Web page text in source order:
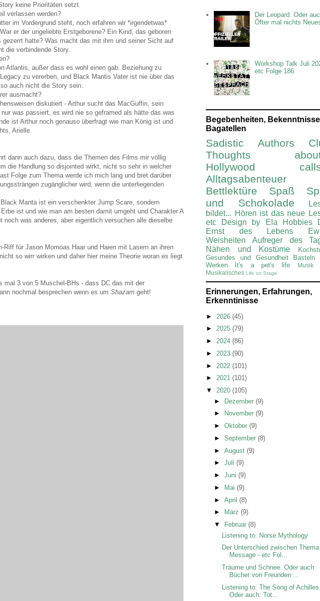
keine Prioritäten setzt.
verlassen werden?
im Vordergrund steht, noch erfahren wir *irgendetwas*
er der ungeliebte Erstgeborene? Ein Kind, das geboren
hatte? Was macht das mit ihm und seiner Sicht auf
die verbindende Story.
Atlantis, außer dass es wohl einen gab. Beziehung zu
zu vererben, und Black Mantis Vater ist nie über das
auch nicht die Story sein.
ausmacht?
diskutiert - Arthur sucht das MacGuffin, sein
was passiert, es wird nie so geframed als hätte das was
ist Arthur noch genauso überfragt wie man König ist und
Arielle.
dann auch dazu, dass die Themen des Films mir völlig
die Handlung so disjointed wirkt, nicht so sehr in welcher
Folge zum Thema werde ich mich lang und bret darüber
zugänglicher wird, wenn die unterliegenden
Manta ist ein verschenkter Jump Scare, sondern
ist und wie man am besten damit umgeht und Charakter A
was anderes, aber eigentlich versuchen alle dieselbe
für Jason Momoas Haar und Haien mit Lasern an ihren
so wirr wirken und daher hier meine Theorie woran es liegt
mal 3 von 5 Muschel-BHs - dass DC das mit der
nochmal besprechen wenn es um Shazam geht!
Der Leopard. Oder
Öfter mal nichts
Workshop Talk Juli
etc Folge 186
Begebenheiten,
Bagatellen
Sadistic Authors
Thoughts
Hollywood
Alltagsabenteuer
Bettlektüre
Spaß
und Schokolade
bildet... Hören ist das neue
etc
Design by Ela Hobbies
Ernst des Lebens
Weisheiten
Aufreger des
Nähen und Kostüme
Gesundes und Gesundheit
Basteln
Werken
It's a pet's life
Musik
Musikalisches Life on Stage
Erinnerungen, Erfahrungen,
Erkenntinisse
► 2026 (45)
► 2025 (79)
► 2024 (86)
► 2023 (90)
► 2022 (101)
► 2021 (101)
▼ 2020 (105)
► Dezember (9)
►
November (9)
► Oktober (9)
► September (8)
► August (9)
► Juli (9)
► Juni (9)
►
Mai (9)
► April (8)
►
März (9)
▼
Februar (8)
Listening to: Norse Mythology
Der Unterschied zwischen
Message - etc Fol...
Träume und Schnee. Oder auch:
Bücher von Freunden ...
Listening to: The Song of
Oder auch: Tot...